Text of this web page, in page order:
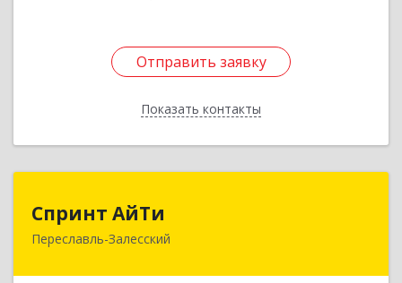
Отправить заявку
Показать контакты
Отправить заявку
Назад
Спринт АйТи
Переславль-Залесский152025, Ярославская обл, Переславль-